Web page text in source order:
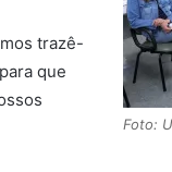
Foto:
trazê-
que